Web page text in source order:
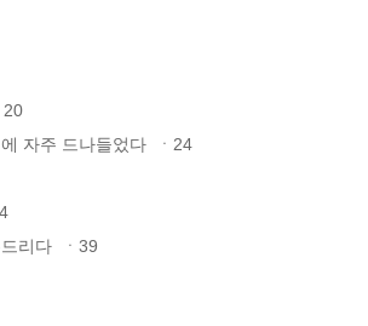
20
자주 드나들었다  ㆍ24
리다  ㆍ39